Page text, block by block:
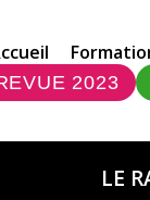
2023
LE